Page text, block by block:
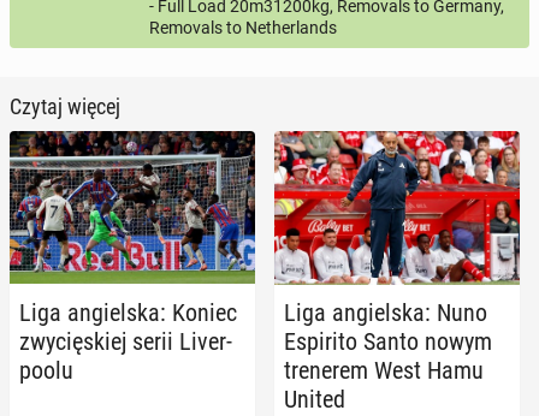
- Full Load 20m31200kg, Removals to Germany,
Removals to Netherlands
Czytaj więcej
Liga an­giel­ska: Koniec
zwy­cię­skiej serii Li­ver­
po­olu
Liga an­giel­ska: Nuno
Espi­ri­to Santo nowym
tre­ne­rem West Hamu
United